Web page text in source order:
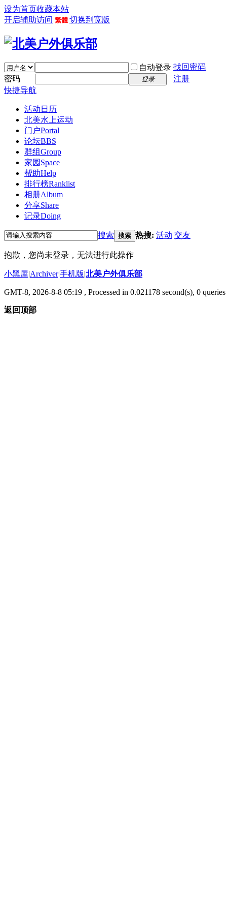
设为首页收藏本站
开启辅助访问 繁體 切换到宽版
自动登录 找回密码
密码
登录
注册
快捷导航
活动日历
北美水上运动
门户Portal
论坛BBS
群组Group
家园 Space
帮助Help
排行榜Ranklist
相册Album
分享Share
记录Doing
搜索 搜索 热搜: 活动 交友
抱歉，您尚未登录，无法进行此操作
小黑屋|Archiver|手机版|北美户外俱乐部
GMT-8, 2026-8-8 05:19 , Processed in 0.021178 second(s), 0
返回顶部